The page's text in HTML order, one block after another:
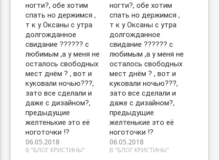
ногти?, обе хотим
спать но держимся ,
т к у Оксаны с утра
долгожданное
свидание ?????? с
любимым ,а у меня не
осталось свободных
мест днём ? , вот и
куковали ночью???,
зато все сделали и
даже с дизайном?,
предыдущие
желтенькие это её
ноготочки !?
06.05.2018
В "БЛОГ КРИСТИНЫ"
ногти?, обе хотим
спать но держимся ,
т к у Оксаны с утра
долгожданное
свидание ?????? с
любимым ,а у меня не
осталось свободных
мест днём ? , вот и
куковали ночью???,
зато все сделали и
даже с дизайном?,
предыдущие
желтенькие это её
ноготочки !?
06.05.2018
В "БЛОГ КРИСТИНЫ"